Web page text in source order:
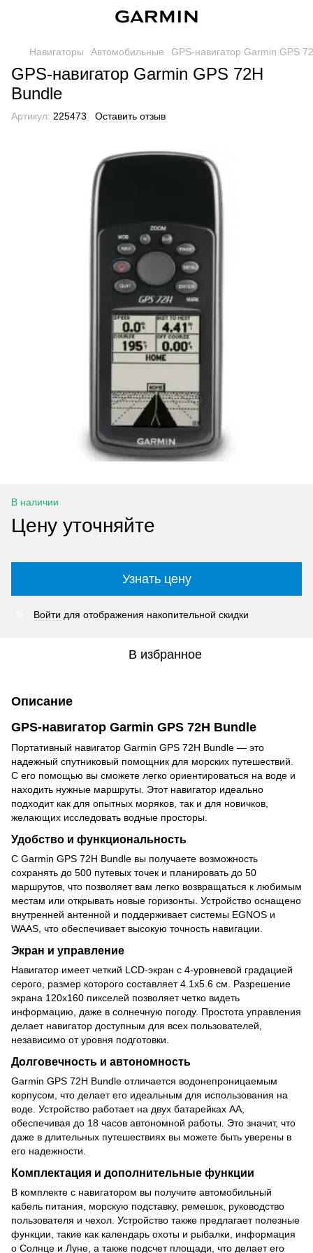
Навигаторы Автомобильные GPS-навигатор Garmin GPS
GPS-навигатор Garmin GPS 72H
Bundle
Артикул: 225473 Оставить отзыв
В наличии
Цену уточняйте
Узнать цену
Войти для отображения накопительной скидки
В избранное
Описание
GPS-навигатор Garmin GPS 72H Bundle
Портативный навигатор Garmin GPS 72H Bundle — это
надежный спутниковый помощник для морских путешествий.
С его помощью вы сможете легко ориентироваться на воде и
находить нужные маршруты. Этот навигатор идеально
подходит как для опытных моряков, так и для новичков,
желающих исследовать водные просторы.
Удобство и функциональность
С Garmin GPS 72H Bundle вы получаете возможность
сохранять до 500 путевых точек и планировать до 50
маршрутов, что позволяет вам легко возвращаться к любимым
местам или открывать новые горизонты. Устройство оснащено
внутренней антенной и поддерживает системы EGNOS и
WAAS, что обеспечивает высокую точность навигации.
Экран и управление
Навигатор имеет четкий LCD-экран с 4-уровневой градацией
серого, размер которого составляет 4.1x5.6 см. Разрешение
экрана 120х160 пикселей позволяет четко видеть
информацию, даже в солнечную погоду. Простота управления
делает навигатор доступным для всех пользователей,
независимо от уровня подготовки.
Долговечность и автономность
Garmin GPS 72H Bundle отличается водонепроницаемым
корпусом, что делает его идеальным для использования на
воде. Устройство работает на двух батарейках AA,
обеспечивая до 18 часов автономной работы. Это значит, что
даже в длительных путешествиях вы можете быть уверены в
его надежности.
Комплектация и дополнительные функции
В комплекте с навигатором вы получите автомобильный
кабель питания, морскую подставку, ремешок, руководство
пользователя и чехол. Устройство также предлагает полезные
функции, такие как календарь охоты и рыбалки, информация
о Солнце и Луне, а также подсчет площади, что делает его